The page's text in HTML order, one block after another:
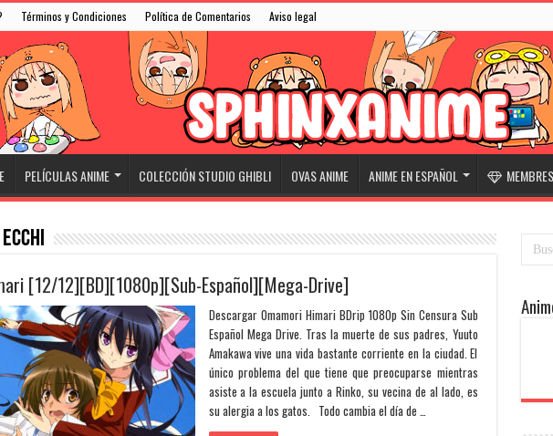
Términos y Condiciones Política de Comentarios Aviso legal
PELÍCULAS ANIME COLECCIÓN STUDIO GHIBLI OVAS ANIME ANIME EN ESPAÑOL
Ecchi
[12/12][BD][1080p][Sub-Español][Mega-Drive]
Descargar Omamori Himari BDrip 1080p Sin Censura Sub
Español Mega Drive. Tras la muerte de sus padres, Yuuto
Amakawa vive una vida bastante corriente en la ciudad. El
único problema del que tiene que preocuparse mientras
asiste a la escuela junto a Rinko, su vecina de al lado, es
su alergia a los gatos. Todo cambia el día de …